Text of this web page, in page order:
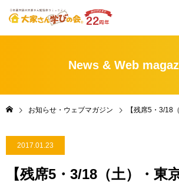
News & Web
お知らせ・ウェブマガジン 【残席5・3/18（土）・東京】失敗し
2017.01.23
【残席5・3/18（土）・東